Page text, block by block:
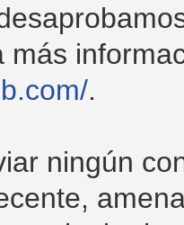
más
.
ningún